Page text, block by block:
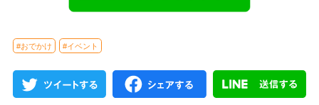
#おでかけ #イベント